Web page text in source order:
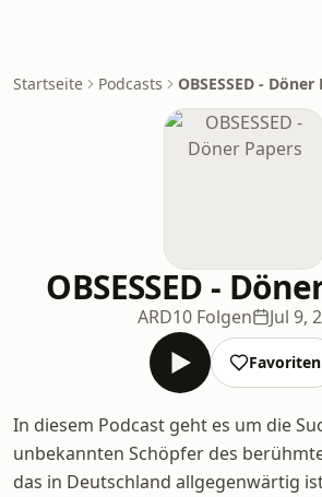
Startseite Podcasts OBSESSED - Döner
OBSESSED -
ARD10 Folgen Jul 9,
Favoriten
In diesem Podcast geht es um die
unbekannten Schöpfer des
das in Deutschland allgegenwärtig